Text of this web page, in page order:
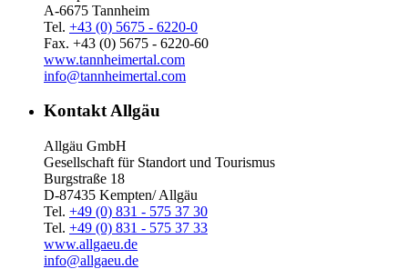
A-6675 Tannheim
Tel. +43 (0) 5675 - 6220-0
Fax. +43 (0) 5675 - 6220-60
www.tannheimertal.com
info@tannheimertal.com
Kontakt Allgäu
Allgäu GmbH
Gesellschaft für Standort und Tourismus
Burgstraße 18
D-87435 Kempten/ Allgäu
Tel. +49 (0) 831 - 575 37 30
Tel. +49 (0) 831 - 575 37 33
www.allgaeu.de
info@allgaeu.de